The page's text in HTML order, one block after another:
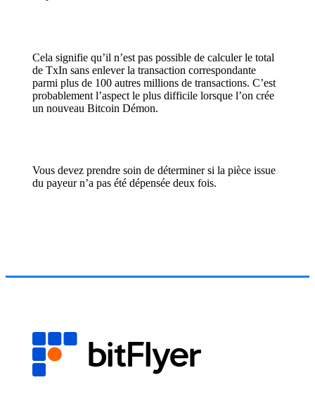
Cela signifie qu’il n’est pas possible de calculer le total
de TxIn sans enlever la transaction correspondante
parmi plus de 100 autres millions de transactions. C’est
probablement l’aspect le plus difficile lorsque l’on crée
un nouveau Bitcoin Démon.
Vous devez prendre soin de déterminer si la pièce issue
du payeur n’a pas été dépensée deux fois.